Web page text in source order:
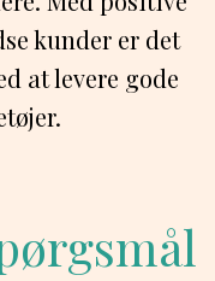
kunder er det
at levere gode